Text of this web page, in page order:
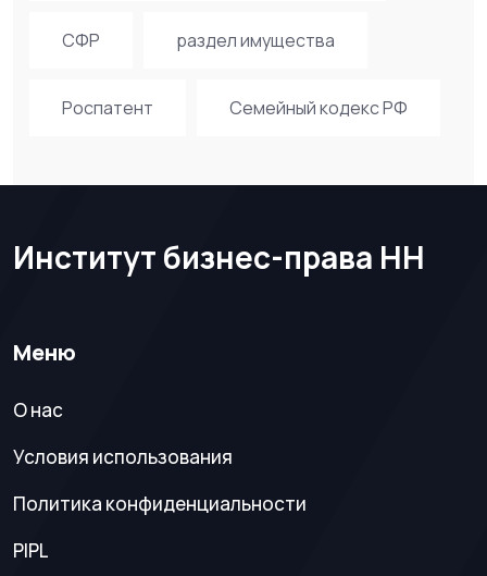
СФР раздел имущества
Роспатент Семейный кодекс РФ
Институт бизнес-права НН
Меню
О нас
Условия использования
Политика конфиденциальности
PIPL